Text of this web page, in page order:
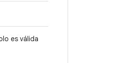
es válida